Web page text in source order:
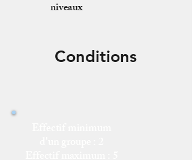
niveaux
Conditions